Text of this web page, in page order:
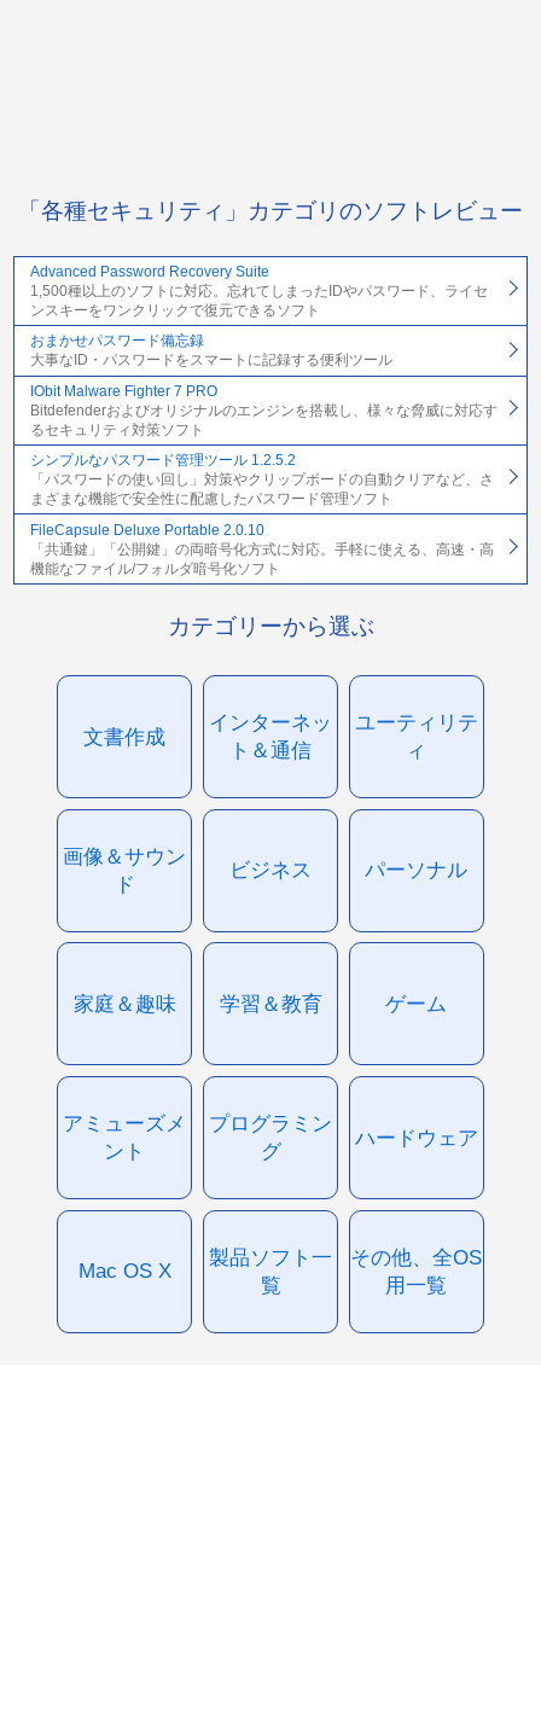
「各種セキュリティ」カテゴリのソフトレビュー
Advanced Password Recovery Suite
1,500種以上のソフトに対応。忘れてしまったIDやパスワード、ライセ
ンスキーをワンクリックで復元できるソフト
おまかせパスワード備忘録
大事なID・パスワードをスマートに記録する便利ツール
IObit Malware Fighter 7 PRO
Bitdefenderおよびオリジナルのエンジンを搭載し、様々な脅威に対応す
るセキュリティ対策ソフト
シンプルなパスワード管理ツール 1.2.5.2
「パスワードの使い回し」対策やクリップボードの自動クリアなど、さ
まざまな機能で安全性に配慮したパスワード管理ソフト
FileCapsule Deluxe Portable 2.0.10
「共通鍵」「公開鍵」の両暗号化方式に対応。手軽に使える、高速・高
機能なファイル/フォルダ暗号化ソフト
カテゴリーから選ぶ
文書作成
インターネッ
ト＆通信
ユーティリテ
ィ
画像＆サウン
ド
ビジネス パーソナル
家庭＆趣味 学習＆教育 ゲーム
アミューズメ
ント
プログラミン
グ
ハードウェア
Mac OS X
製品ソフト一
覧
その他、全OS
用一覧